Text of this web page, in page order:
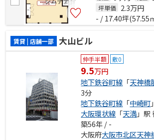
坪単価 2.3万円
- / 17.40坪(57.55
賃貸 | 店舗一部 大山ビル
仲手半額 敷0
9.5万円
地下鉄谷町線 「天神橋
3分
地下鉄谷町線 「中崎町
大阪環状線 「天満」駅
築56年 / -
大阪府大阪市北区天神